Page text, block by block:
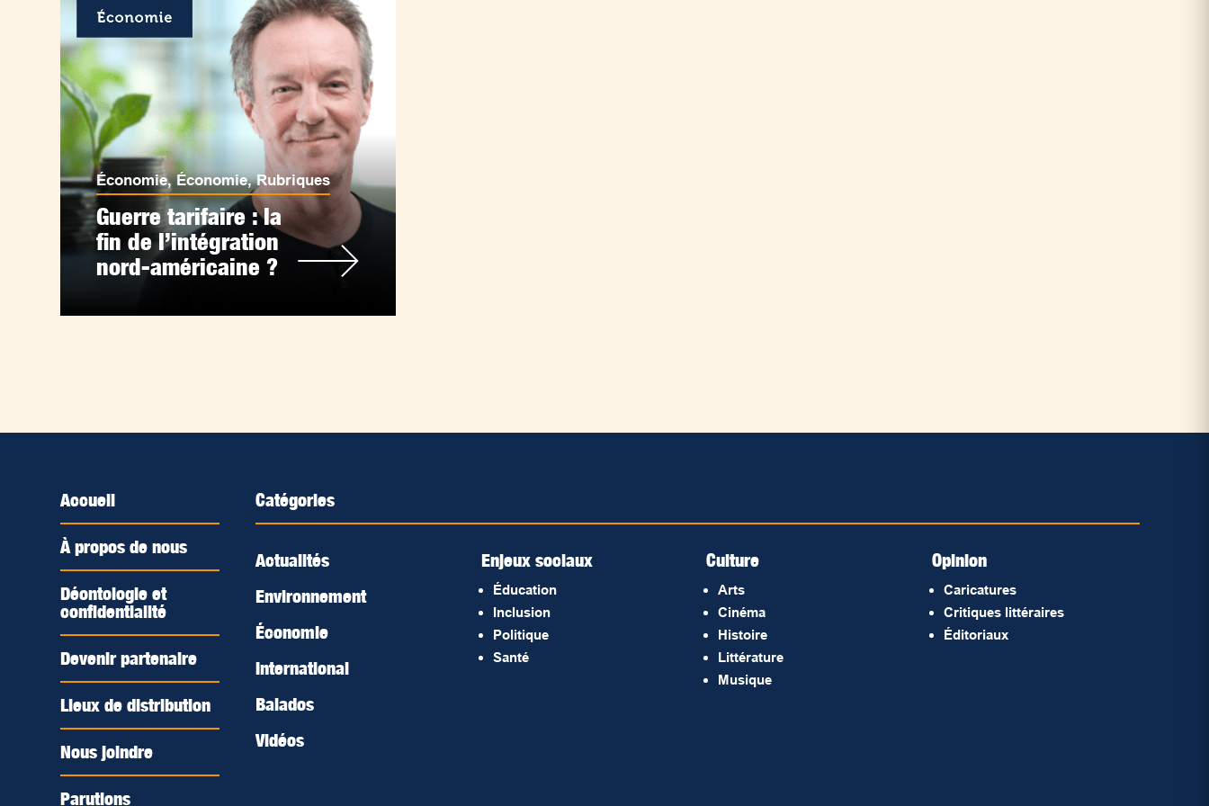
Économie,Économie,Rubriques
Guerre tarifaire : la
fin de l’intégration
nord-américaine ?
Accueil
À propos de nous
Déontologie et
confidentialité
Devenir partenaire
Lieux de distribution
Nous joindre
Parutions
Catégories
Actualités
Environnement
Économie
International
Balados
Vidéos
Enjeux sociaux
Éducation
Inclusion
Politique
Santé
Culture
Arts
Cinéma
Histoire
Littérature
Musique
Opinion
Caricatures
Critiques littéraires
Éditoriaux